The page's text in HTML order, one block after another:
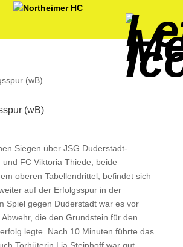
(wB)
Siegen über JSG Duderstadt-
und FC Viktoria Thiede, beide
oberen Tabellendrittel, befindet sich
auf der Erfolgsspur in der
Spiel gegen Duderstadt war es vor
die den Grundstein für den
legte. Nach 10 Minuten führte das
Back
1. Herren
2. Herren
Back
Weibliche
Back
NHC
werden
Back
Vorstand
Satzung
Back
Back
Download
Back